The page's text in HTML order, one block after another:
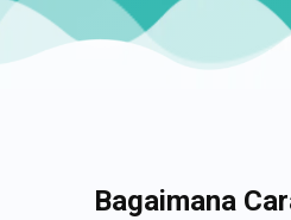
Bagaimana